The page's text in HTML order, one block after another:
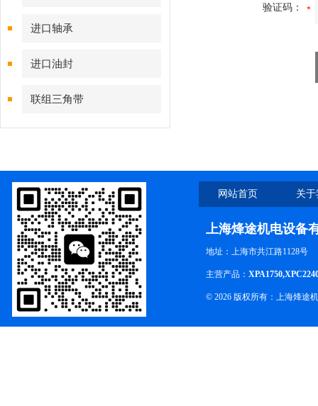
进口轴承
进口油封
联组三角带
验证码：
网站首页 关
上海烽途机电设备
地址：上海市共江路1128号
主营产品：
© 2026 版权所有：上海烽途